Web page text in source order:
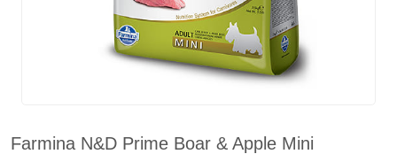
Farmina N&D Prime Boar & Apple Mini